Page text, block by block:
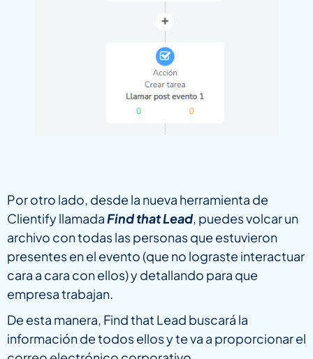
Por otro lado, desde la nueva herramienta de
Clientify llamadaFind that Lead, puedes volcar un
archivo con todas las personas que estuvieron
presentes en el evento (que no lograste interactuar
cara a cara con ellos) y detallando para que
empresa trabajan.
De esta manera, Find that Lead buscará la
información de todos ellos y te va a proporcionar el